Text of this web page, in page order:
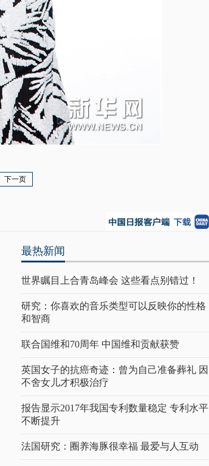
下一页
最热新闻
世界瞩目上合青岛峰会 这些看点别错过！
研究：你喜欢的音乐类型可以反映你的性格
和智商
联合国维和70周年 中国维和贡献获赞
英国女子的抗癌奇迹：曾为自己准备葬礼 因
不舍女儿才积极治疗
报告显示2017年我国专利数量稳定 专利水平
不断提升
法国研究：圈养海豚很幸福 最爱与人互动